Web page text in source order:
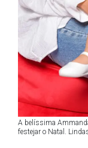
A belíssima
festejar o Natal.